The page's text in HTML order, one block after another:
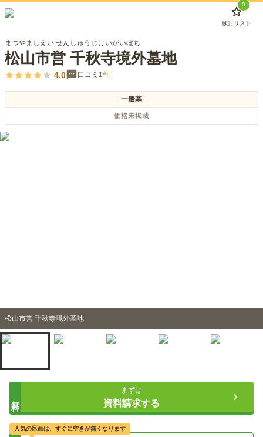
0
検討リスト
まつやましえい せんしゅうじけいがいぼち
松山市営 千秋寺境外墓地
4.0 口コミ 1件
一般墓
価格未掲載
松山市営 千秋寺境外墓地
まずは
資料請求する
人気の区画は、すぐに空きが無くなります